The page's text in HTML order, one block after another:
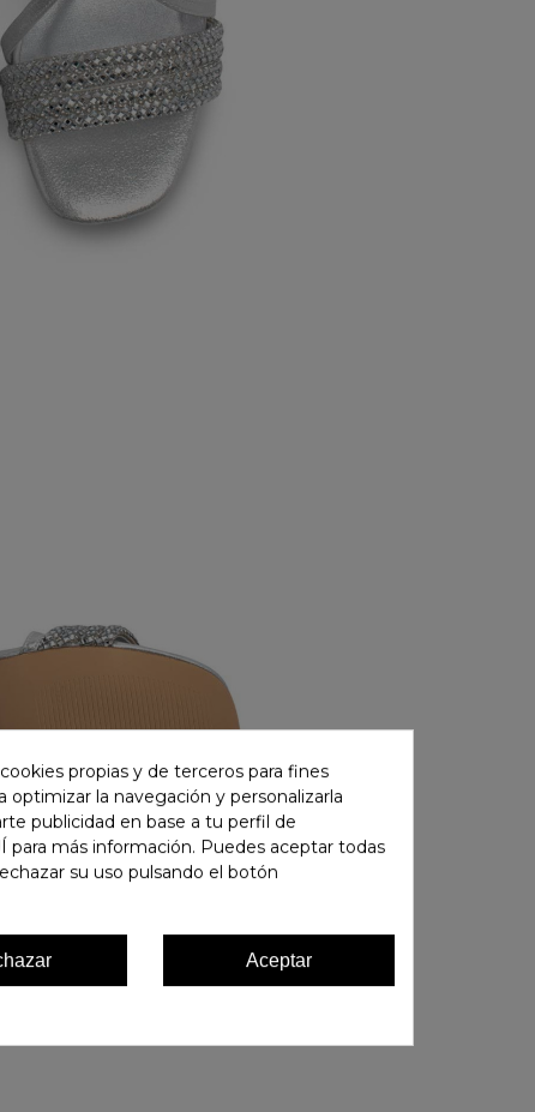
propias y de terceros para fines
optimizar la navegación y personalizarla
publicidad en base a tu perfil de
para más información. Puedes aceptar todas
su uso pulsando el botón
Aceptar